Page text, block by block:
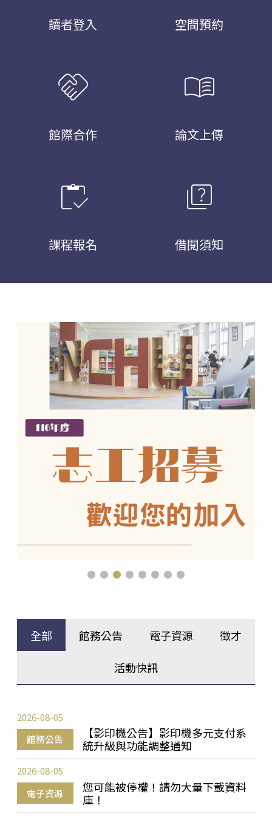
讀者登入 空間預約
handshake
館際合作
menu_book
論文上傳
inventory
課程報名
quiz
借閱須知
全部 館務公告 電子資源 徵才
活動快訊
館務公告
【影印機公告】影印機多元支付系
統升級與功能調整通知
2026-08-05
電子資源
您可能被停權！請勿大量下載資料
庫！
2026-08-05